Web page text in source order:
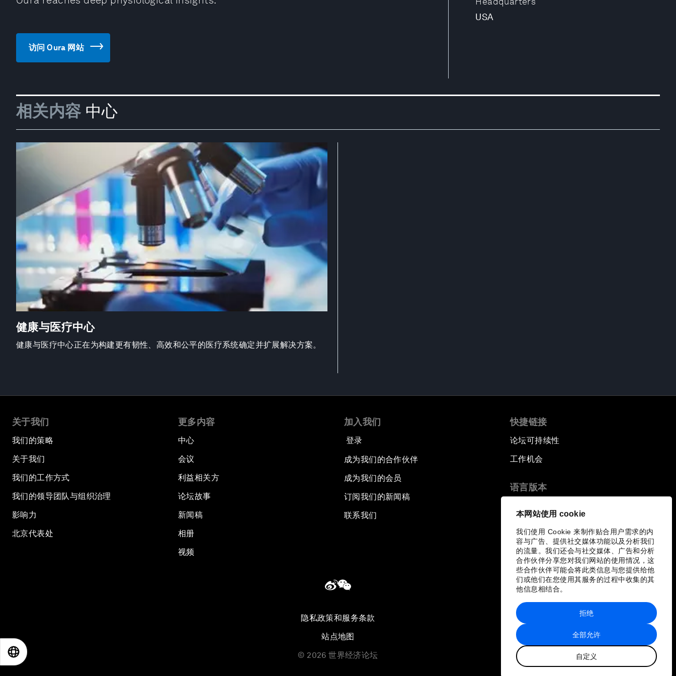
本网站使用 cookie
我们使用 Cookie 来制作贴合用户需求的内
容与广告、提供社交媒体功能以及分析我们
的流量。我们还会与社交媒体、广告和分析
合作伙伴分享您对我们网站的使用情况，这
些合作伙伴可能会将此类信息与您提供给他
们或他们在您使用其服务的过程中收集的其
他信息相结合。
全部允许
自定义
拒绝
USA
访问 Oura 网站
相关内容 中心
健康与医疗中心
健康与医疗中心正在为构建更有韧性、高效和公平的医疗系统确定并扩展解决方案。
关于我们
我们的策略
关于我们
我们的工作方式
我们的领导团队与组织治理
影响力
北京代表处
更多内容
中心
会议
利益相关方
论坛故事
新闻稿
相册
视频
加入我们
登录
成为我们的合作伙伴
成为我们的会员
订阅我们的新闻稿
联系我们
快捷链接
论坛可持续性
工作机会
语言版本
隐私政策和服务条款
站点地图
© 2026 世界经济论坛